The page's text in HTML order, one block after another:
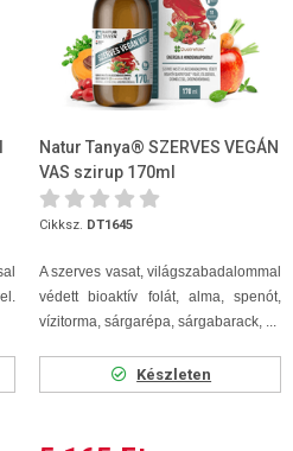
Natur Tanya® SZERVES VEGÁN
VAS szirup 170ml
Cikksz. DT1645
A szerves vasat, világszabadalommal
védett bioaktív folát, alma, spenót,
vízitorma, sárgarépa, sárgabarack, ...
Készleten